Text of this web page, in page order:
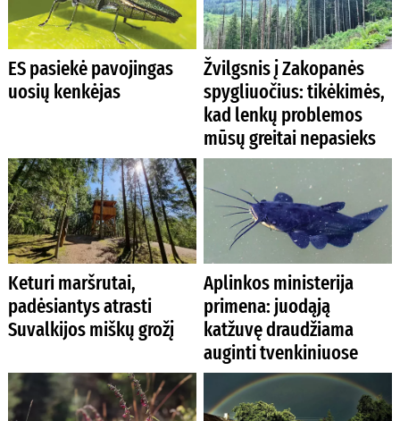
ES pasiekė pavojingas
uosių kenkėjas
Žvilgsnis į Zakopanės
spygliuočius: tikėkimės,
kad lenkų problemos
mūsų greitai nepasieks
Keturi maršrutai,
padėsiantys atrasti
Suvalkijos miškų grožį
Aplinkos ministerija
primena: juodąją
katžuvę draudžiama
auginti tvenkiniuose